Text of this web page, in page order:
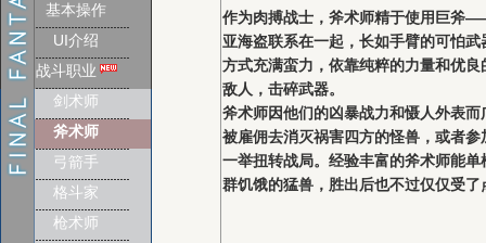
作为肉搏战士，斧术师精于使用巨斧
亚海盗联系在一起，长如手臂的可怕
方式充满蛮力，依靠纯粹的力量和优
敌人，击碎武器。
斧术师因他们的凶暴战力和慑人外表
被雇佣去消灭祸害四方的怪兽，或者
一举扭转战局。经验丰富的斧术师能
群饥饿的猛兽，胜出后也不过仅仅受了
基本操作
UI介绍
战斗职业
剑术师
斧术师
弓箭手
格斗家
枪术师